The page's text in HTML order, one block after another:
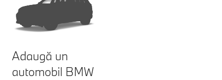
Adaugă un
automobil BMW